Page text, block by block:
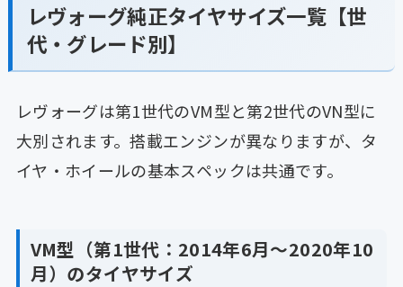
レヴォーグ純正タイヤサイズ一覧【世
代・グレード別】
レヴォーグは第1世代のVM型と第2世代のVN型に
大別されます。搭載エンジンが異なりますが、タ
イヤ・ホイールの基本スペックは共通です。
VM型（第1世代：2014年6月〜2020年10
月）のタイヤサイズ